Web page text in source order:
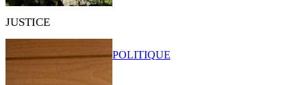
JUSTICE
POLITIQUE